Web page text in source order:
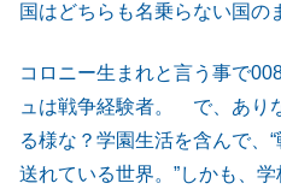
国はどちらも名乗らない国の
コロニー生まれと言う事で
ュは戦争経験者。 で、あり
る様な？学園生活を含んで、
送れている世界。”しかも、